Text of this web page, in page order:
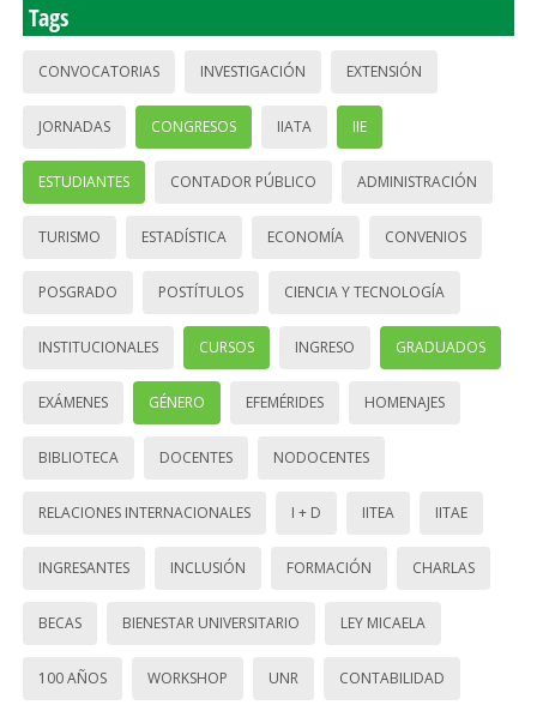
Tags
CONVOCATORIAS INVESTIGACIÓN EXTENSIÓN
JORNADAS CONGRESOS IIATA IIE
ESTUDIANTES CONTADOR PÚBLICO ADMINISTRACIÓN
TURISMO ESTADÍSTICA ECONOMÍA CONVENIOS
POSGRADO POSTÍTULOS CIENCIA Y TECNOLOGÍA
INSTITUCIONALES CURSOS INGRESO GRADUADOS
EXÁMENES GÉNERO EFEMÉRIDES HOMENAJES
BIBLIOTECA DOCENTES NODOCENTES
RELACIONES INTERNACIONALES I + D IITEA IITAE
INGRESANTES INCLUSIÓN FORMACIÓN CHARLAS
BECAS BIENESTAR UNIVERSITARIO LEY MICAELA
100 AÑOS WORKSHOP UNR CONTABILIDAD